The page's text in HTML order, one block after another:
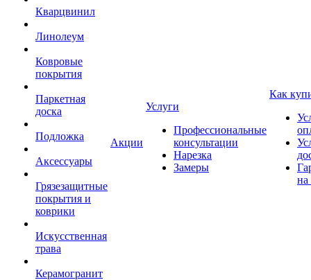
Кварцвинил
Линолеум
Ковровые
покрытия
Паркетная
доска
Подложка
Аксессуары
Грязезащитные
покрытия и
коврики
Искусственная
трава
Керамогранит
Акции
Услуги
Профессиональные
консультации
Нарезка
Замеры
Как
на